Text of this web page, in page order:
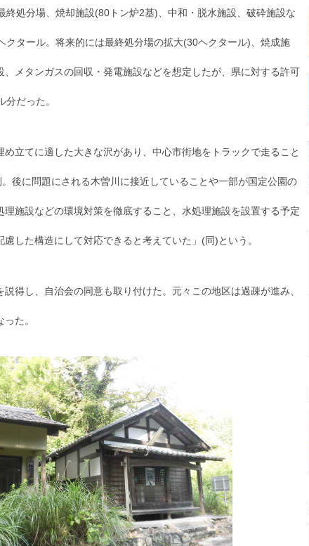
終処分場、焼却施設(80トン炉2基)、中和・脱水施設、破砕施設な
クタール。将来的には最終処分場の拡大(30ヘクタール)、焼成施
メタンガスの回収・発電施設などを想定したが、県に対する許可
だった。
立てに適した大きな沢があり、中心市街地をトラックで走ること
後に問題にされる木曽川に接近していることや一部が国定公園の
施設などの環境対策を徹底すること、水処理施設を設置する予定
した構造にして対応できると考えていた」(同)という。
得し、自治会の同意も取り付けた。元々この地区は過疎が進み、
た。